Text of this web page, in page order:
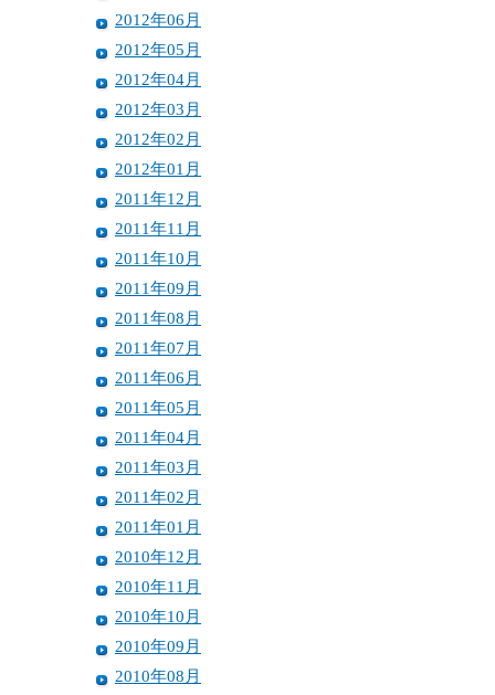
2012年06月
2012年05月
2012年04月
2012年03月
2012年02月
2012年01月
2011年12月
2011年11月
2011年10月
2011年09月
2011年08月
2011年07月
2011年06月
2011年05月
2011年04月
2011年03月
2011年02月
2011年01月
2010年12月
2010年11月
2010年10月
2010年09月
2010年08月